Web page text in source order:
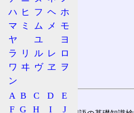
ハ ヒ フ ヘ ホ
マ ミ ム メ
モ
ヤ
ユ
ヨ
ラ
リ ル レ ロ
ワ ヰ ヴ ヱ
ヲ
ン
A B C D
E
F G H I
J